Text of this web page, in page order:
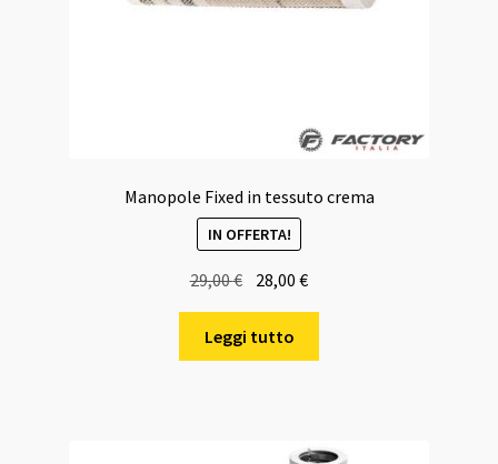
Manopole Fixed in tessuto crema
IN OFFERTA!
29,00€
originale
era:
28,00€Il
è:
Leggi tutto